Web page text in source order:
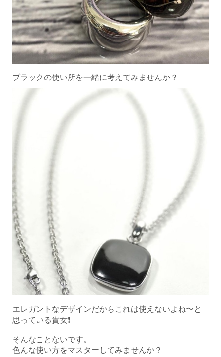
ブラックの使い所を一緒に考えてみませんか？
エレガントなデザインだからこれは使えないよね〜と
思っている貴女❗️
そんなことないです。
色んな使い方をマスターしてみませんか？